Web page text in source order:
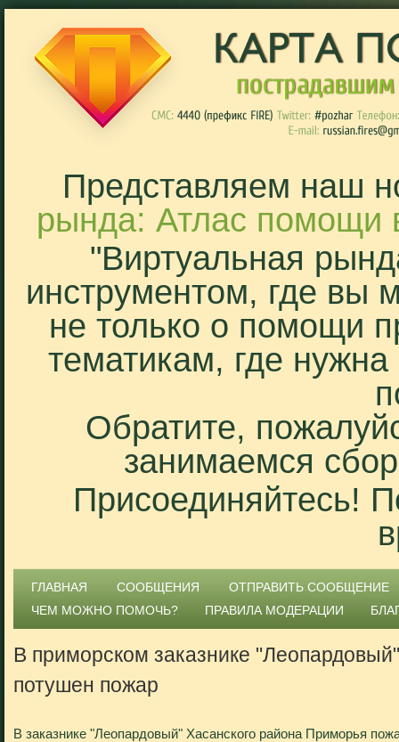
Представляем наш
рында: Атлас помощи
"Виртуальная
инструментом, где вы
не только о помощи
тематикам, где
Обратите,
занимаемся
Присоединяйтесь!
ГЛАВНАЯ СООБЩЕНИЯ
ОТПРАВИТЬ СООБЩЕНИЕ
ЧЕМ МОЖНО ПОМОЧЬ?
ПРАВИЛА МОДЕРАЦИИ
В приморском заказнике "Леопардовый"
потушен пожар
В заказнике "Леопардовый" Хасанского района Приморья